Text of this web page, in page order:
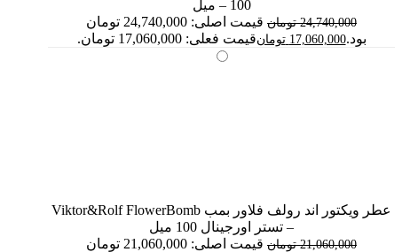
– 100 میل
24,740,000 تومان
قیمت اصلی: 24,740,000 تومان
بود.17,060,000 تومانقیمت فعلی: 17,060,000 تومان.
عطر ویکتور اند رولف فلاور بمب Viktor&Rolf FlowerBomb
– تستر اورجینال 100 میل
21,060,000 تومان قیمت اصلی: 21,060,000 تومان